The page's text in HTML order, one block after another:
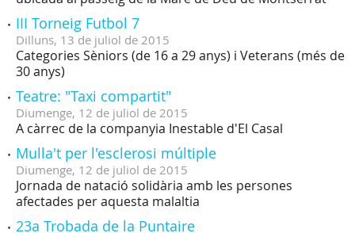
III Torneig Futbol 7
Dilluns, 13 de juliol de 2015
Categories Sèniors (de 16 a 29 anys) i Veterans (més de
30 anys)
Teatre: "Taxi compartit"
Diumenge, 12 de juliol de 2015
A càrrec de la companyia Inestable d'El Casal
Mulla't per l'esclerosi múltiple
Diumenge, 12 de juliol de 2015
Jornada de natació solidària amb les persones
afectades per aquesta malaltia
23a Trobada de la Puntaire